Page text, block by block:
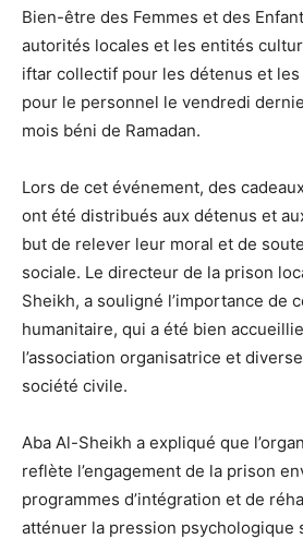
Bien-être des Femmes et des
autorités locales et les entités
iftar collectif pour les détenus et
pour le personnel le vendredi
mois béni de Ramadan.
Lors de cet événement, des
ont été distribués aux détenus et
but de relever leur moral et de
sociale. Le directeur de la prison
Sheikh, a souligné l’importance de
humanitaire, qui a été bien
l’association organisatrice et
société civile.
Aba Al-Sheikh a expliqué que
reflète l’engagement de la prison
programmes d’intégration et de
atténuer la pression psychologique